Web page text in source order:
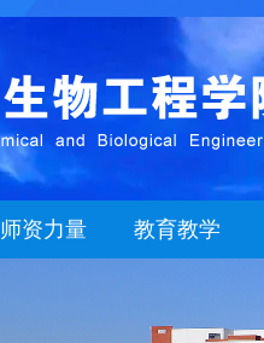
师资力量 教育教学